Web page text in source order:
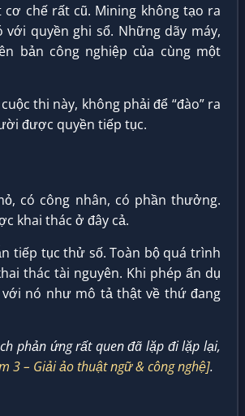
chế rất cũ. Mining không tạo ra
quyền ghi sổ. Những dãy máy,
bản công nghiệp của cùng một
thi này, không phải để “đào” ra
được quyền tiếp tục.
có công nhân, có phần thưởng.
khai thác ở đây cả.
tiếp tục thử số. Toàn bộ quá trình
thác tài nguyên. Khi phép ẩn dụ
nó như mô tả thật về thứ đang
phản ứng rất quen đã lặp đi lặp lại,
3 – Giải ảo thuật ngữ & công nghệ].